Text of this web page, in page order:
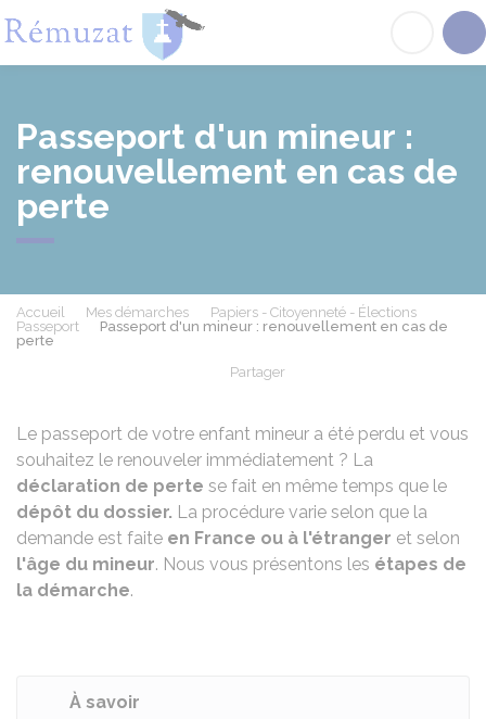
Passeport d'un mineur :
renouvellement en cas de
perte
Accueil Mes démarches
Papiers - Citoyenneté - Élections
Passeport
Passeport d'un mineur : renouvellement en cas de
perte
Partager
Le passeport de votre enfant mineur a été perdu et vous
souhaitez le renouveler immédiatement ? La
déclaration de perte se fait en même temps que le
dépôt du dossier. La procédure varie selon que la
demande est faite en France ou à l'étranger et selon
l'âge du mineur. Nous vous présentons les étapes de
la démarche.
À savoir